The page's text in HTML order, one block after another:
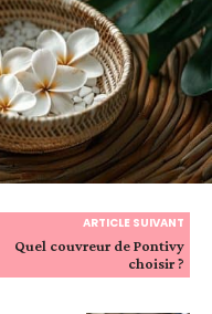
ARTICLE SUIVANT
Quel couvreur de Pontivy
choisir ?